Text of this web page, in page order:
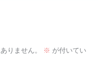
りません。 ※ が付いてい